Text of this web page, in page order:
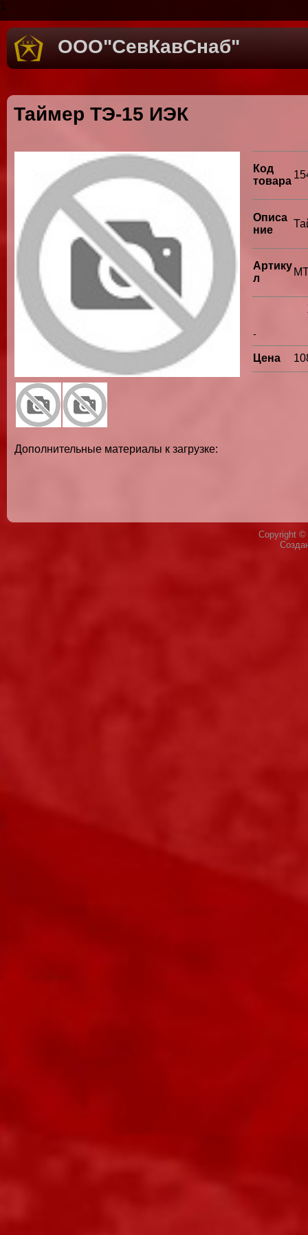
1
ООО"СевКавСнаб"
Таймер ТЭ-15 ИЭК
Дополнительные материалы к загрузке:
Код
товара
Описа
ние
Артику
л
-
Цена
Copyright